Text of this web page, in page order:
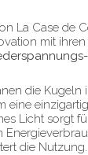
La Case de
mit ihren
die Kugeln
eine
Licht sorgt
die Nutzung.